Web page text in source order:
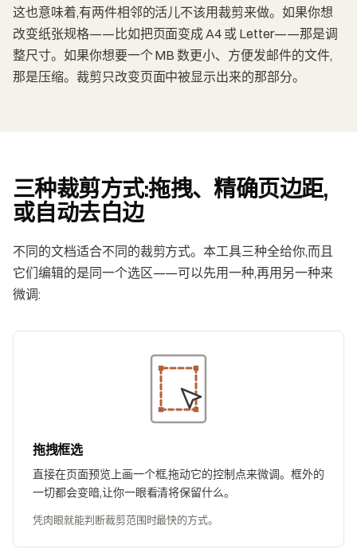
这也意味着,有两件相邻的活儿不该用裁剪来做。如果你想
改变纸张规格——比如把页面变成 A4 或 Letter——那是调
整尺寸。如果你想要一个 MB 数更小、方便发邮件的文件,
那是压缩。裁剪只改变页面中被显示出来的那部分。
三种裁剪方式:拖拽、精确页边距,
或自动去白边
不同的文档适合不同的裁剪方式。本工具三种全给你,而且
它们编辑的是同一个选区——可以先用一种,再用另一种来
微调:
拖拽框选
直接在页面预览上画一个框,拖动它的控制点来微调。框外的
一切都会变暗,让你一眼看清将保留什么。
凭肉眼就能判断裁剪范围时最快的方式。